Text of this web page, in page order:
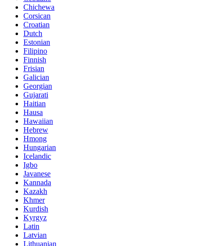
Chichewa
Corsican
Croatian
Dutch
Estonian
Filipino
Finnish
Frisian
Galician
Georgian
Gujarati
Haitian
Hausa
Hawaiian
Hebrew
Hmong
Hungarian
Icelandic
Igbo
Javanese
Kannada
Kazakh
Khmer
Kurdish
Kyrgyz
Latin
Latvian
Lithuanian